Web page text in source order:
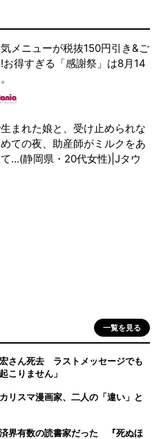
気メニューが税抜150円引き&ご
得すぎる「感謝祭」は8月14
生まれた娘と、受け止められな
ての夜、助産師がミルクをあ
...(静岡県・20代女性)|Jタウ
一覧を見る
さん死去 ラストメッセージでも
こりません」
スマ漫画家、二人の「違い」と
界有数の読書家だった 『死ぬほ